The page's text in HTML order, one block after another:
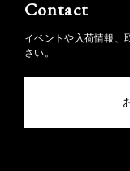
Contact
イベントや入荷情報、
さい。